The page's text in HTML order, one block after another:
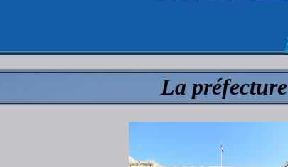
La préfecture